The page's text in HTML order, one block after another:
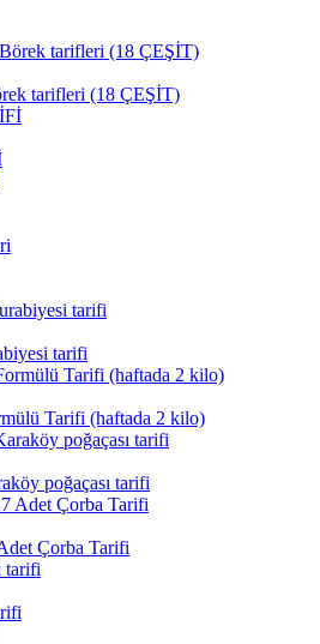
tarifleri (18 ÇEŞİT)
tarifi
Tarifi (haftada 2 kilo)
poğaçası tarifi
Çorba Tarifi